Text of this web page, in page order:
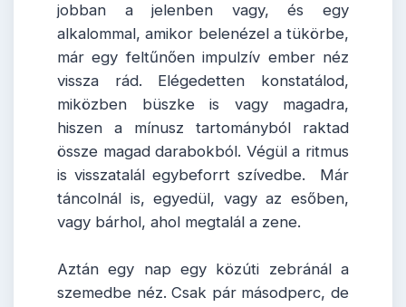
jobban a jelenben vagy, és egy
alkalommal, amikor belenézel a tükörbe,
már egy feltűnően impulzív ember néz
vissza rád. Elégedetten konstatálod,
miközben büszke is vagy magadra,
hiszen a mínusz tartományból raktad
össze magad darabokból. Végül a ritmus
is visszatalál egybeforrt szívedbe. Már
táncolnál is, egyedül, vagy az esőben,
vagy bárhol, ahol megtalál a zene.
Aztán egy nap egy közúti zebránál a
szemedbe néz. Csak pár másodperc, de